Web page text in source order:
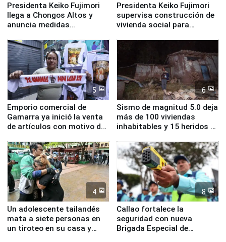
Presidenta Keiko Fujimori
llega a Chongos Altos y
anuncia medidas
educación, salud y empleo
Presidenta Keiko Fujimori
supervisa construcción de
vivienda social para
5
Emporio comercial de
Gamarra ya inició la venta
de artículos con motivo de
6
Sismo de magnitud 5.0 deja
más de 100 viviendas
inhabitables y 15 heridos en
4
Un adolescente tailandés
mata a siete personas en
un tiroteo en su casa y
8
Callao fortalece la
seguridad con nueva
Brigada Especial de